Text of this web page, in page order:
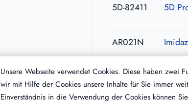
5D-82411
5D
AR021N
AR036K
Unsere Webseite verwendet Cookies. Diese haben zwei
wir mit Hilfe der Cookies unsere Inhalte für Sie immer
Einverständnis in die Verwendung der Cookies können